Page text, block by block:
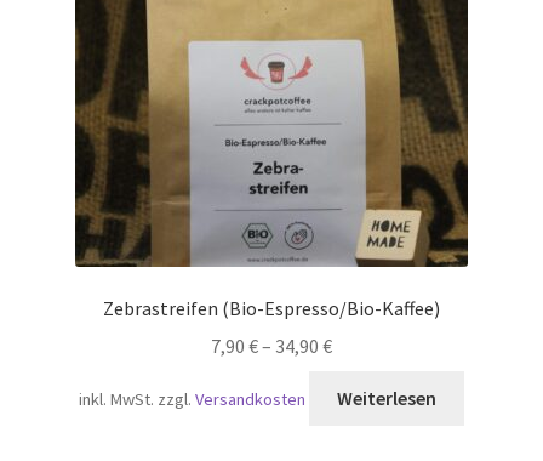
Zebrastreifen (Bio-Espresso/Bio-Kaffee)
7,90 €– 34,90 €
inkl. MwSt. zzgl.Versandkosten Weiterlesen